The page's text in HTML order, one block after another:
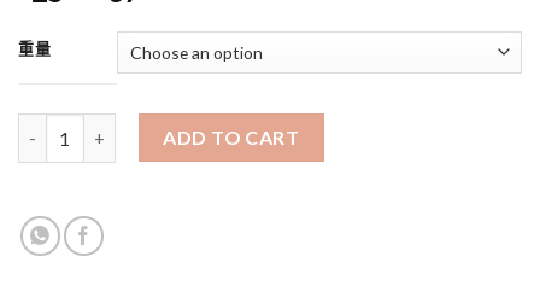
重量
經典原味 慢煮雞胸 quantityADD TO CART